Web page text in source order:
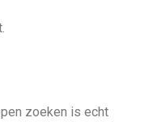
zoeken is echt